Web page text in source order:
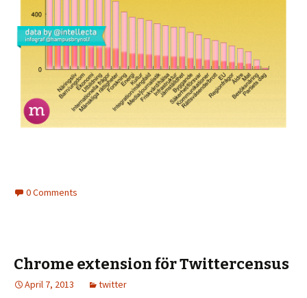
0 Comments
Chrome extension för Twittercensus
April 7, 2013 twitter